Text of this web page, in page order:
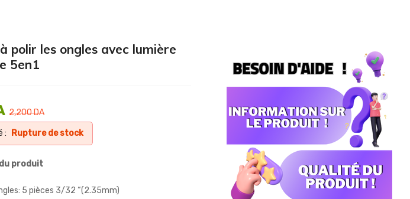
polir les ongles avec lumière
5en1
2,200DA
: Rupture de stock
produit
5 pièces 3/32 “(2.35mm)